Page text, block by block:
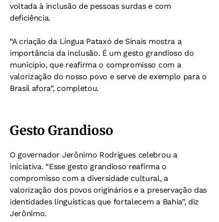
voltada à inclusão de pessoas surdas e com
deficiência.
“A criação da Língua Pataxó de Sinais mostra a
importância da inclusão. É um gesto grandioso do
município, que reafirma o compromisso com a
valorização do nosso povo e serve de exemplo para o
Brasil afora”, completou.
Gesto Grandioso
O governador Jerônimo Rodrigues celebrou a
iniciativa. “Esse gesto grandioso reafirma o
compromisso com a diversidade cultural, a
valorização dos povos originários e a preservação das
identidades linguísticas que fortalecem a Bahia”, diz
Jerônimo.